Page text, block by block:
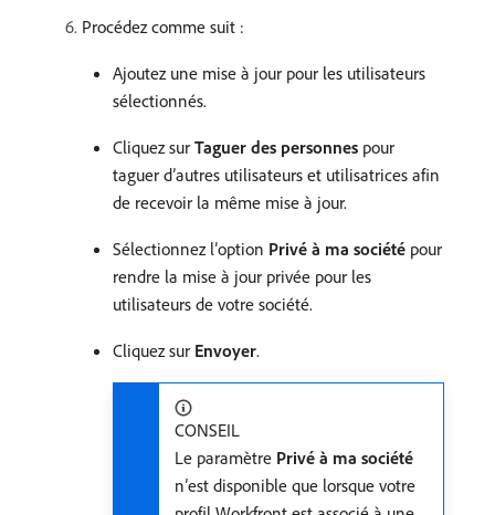
Procédez comme suit :
Ajoutez une mise à jour pour les utilisateurs
sélectionnés.
Cliquez sur Taguer des personnes pour
taguer d’autres utilisateurs et utilisatrices afin
de recevoir la même mise à jour.
Sélectionnez l’option Privé à ma société pour
rendre la mise à jour privée pour les
utilisateurs de votre société.
Cliquez sur Envoyer.
CONSEIL
Le paramètre Privé à ma société
n’est disponible que lorsque votre